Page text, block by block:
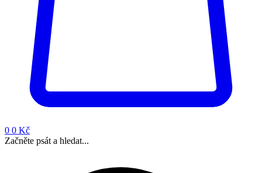
0 0 Kč
Začněte psát a hledat...